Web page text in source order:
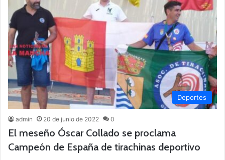
Deportes
admin 20 de junio de 2022 0
El meseño Óscar Collado se proclama
Campeón de España de tirachinas deportivo